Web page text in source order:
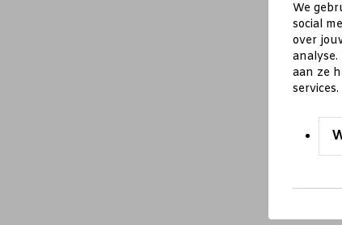
We
social
over
aan ze
services.